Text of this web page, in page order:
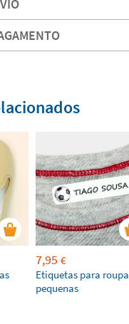
7,95 €
Etiquetas para roupa
pequenas